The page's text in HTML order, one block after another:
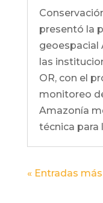
presentó la
geoespacial
las
OR, con el
monitoreo
Amazonía
técnica para
« Entradas